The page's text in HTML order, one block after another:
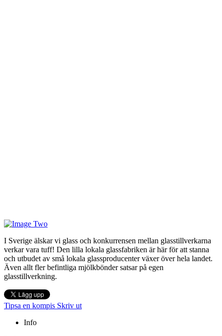
I Sverige älskar vi glass och konkurrensen mellan glasstillverkarna
verkar vara tuff! Den lilla lokala glassfabriken är här för att stanna
och utbudet av små lokala glassproducenter växer över hela landet.
Även allt fler befintliga mjölkbönder satsar på egen
glasstillverkning.
Tipsa en kompis Skriv ut
Info